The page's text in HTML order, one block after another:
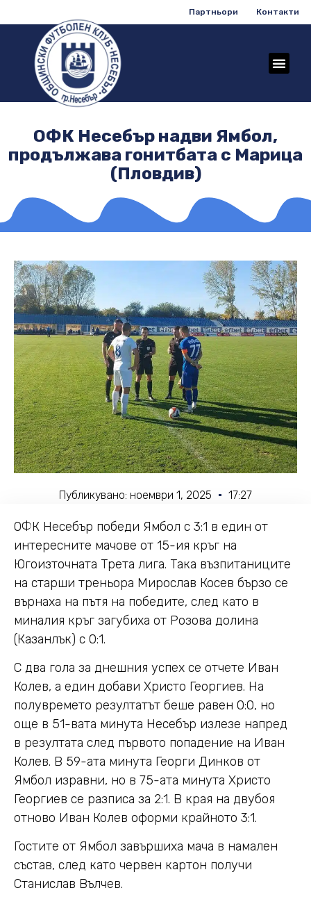
Партньори Контакти
ОФК Несебър надви Ямбол,
продължава гонитбата с Марица
(Пловдив)
Публикувано: ноември 1, 2025 17:27
ОФК Несебър победи Ямбол с 3:1 в един от
интересните мачове от 15-ия кръг на
Югоизточната Трета лига. Така възпитаниците
на старши треньора Мирослав Косев бързо се
върнаха на пътя на победите, след като в
миналия кръг загубиха от Розова долина
(Казанлък) с 0:1.
С два гола за днешния успех се отчете Иван
Колев, а един добави Христо Георгиев. На
полувремето резултатът беше равен 0:0, но
още в 51-вата минута Несебър излезе напред
в резултата след първото попадение на Иван
Колев. В 59-ата минута Георги Динков от
Ямбол изравни, но в 75-ата минута Христо
Георгиев се разписа за 2:1. В края на двубоя
отново Иван Колев оформи крайното 3:1.
Гостите от Ямбол завършиха мача в намален
състав, след като червен картон получи
Станислав Вълчев.